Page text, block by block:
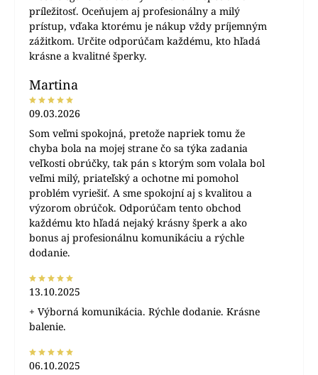
príležitosť. Oceňujem aj profesionálny a milý
prístup, vďaka ktorému je nákup vždy príjemným
zážitkom. Určite odporúčam každému, kto hľadá
krásne a kvalitné šperky.
Martina
09.03.2026
Som veľmi spokojná, pretože napriek tomu že
chyba bola na mojej strane čo sa týka zadania
veľkosti obrúčky, tak pán s ktorým som volala bol
veľmi milý, priateľský a ochotne mi pomohol
problém vyriešiť. A sme spokojní aj s kvalitou a
výzorom obrúčok. Odporúčam tento obchod
každému kto hľadá nejaký krásny šperk a ako
bonus aj profesionálnu komunikáciu a rýchle
dodanie.
13.10.2025
+ Výborná komunikácia. Rýchle dodanie. Krásne
balenie.
06.10.2025